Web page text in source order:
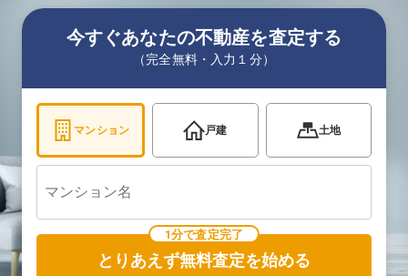
今すぐあなたの不動産を査定する
（完全無料・入力１分）
マンション 戸建 土地
1分で査定完了
とりあえず無料査定を始める